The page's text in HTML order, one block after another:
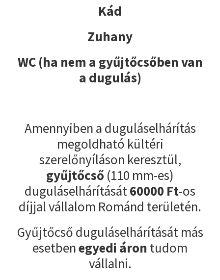
Kád
Zuhany
WC (ha nem a gyűjtőcsőben van
a dugulás)
Amennyiben a duguláselhárítás
megoldható kültéri
szerelőnyíláson keresztül,
gyűjtőcső (110 mm-es)
duguláselhárítását60000 Ft-os
díjjal vállalom Románd területén.
Gyűjtőcső duguláselhárítását más
esetbenegyedi áron tudom
vállalni.